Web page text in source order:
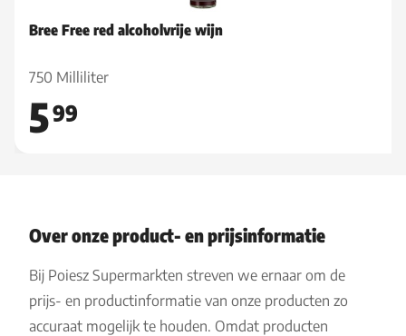
Bree Free red alcoholvrije wijn
750 Milliliter
599
Over onze product- en prijsinformatie
Bij Poiesz Supermarkten streven we ernaar om de
prijs- en productinformatie van onze producten zo
accuraat mogelijk te houden. Omdat producten